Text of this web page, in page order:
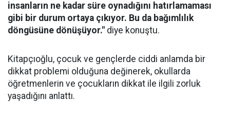
insanların ne kadar süre oynadığını hatırlamaması
gibi bir durum ortaya çıkıyor. Bu da bağımlılık
döngüsüne dönüşüyor." diye konuştu.
Kitapçıoğlu, çocuk ve gençlerde ciddi anlamda bir
dikkat problemi olduğuna değinerek, okullarda
öğretmenlerin ve çocukların dikkat ile ilgili zorluk
yaşadığını anlattı.